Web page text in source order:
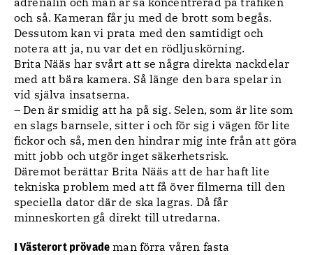
och så. Kameran får ju med de brott som begås.
Dessutom kan vi prata med den samtidigt och
notera att ja, nu var det en rödljuskörning.
Brita Nääs har svårt att se några direkta nackdelar
med att bära kamera. Så länge den bara spelar in
vid själva insatserna.
– Den är smidig att ha på sig. Selen, som är lite som
en slags barnsele, sitter i och för sig i vägen för lite
fickor och så, men den hindrar mig inte från att göra
mitt jobb och utgör inget säkerhetsrisk.
Däremot berättar Brita Nääs att de har haft lite
tekniska problem med att få över filmerna till den
speciella dator där de ska lagras. Då får
minneskorten gå direkt till utredarna.
I Västerort prövade man förra våren fasta